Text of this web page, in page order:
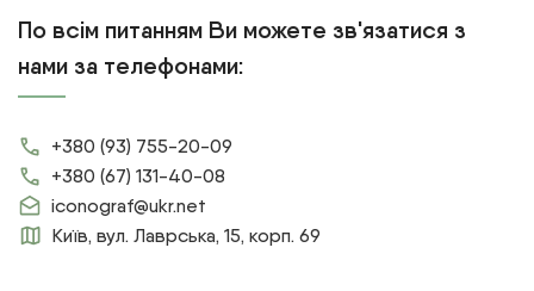
По всім питанням Ви можете зв'язатися з
нами за телефонами:
+380 (93) 755-20-09
+380 (67) 131-40-08
iconograf@ukr.net
Київ, вул. Лаврська, 15, корп. 69